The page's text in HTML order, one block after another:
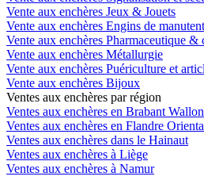
Vente aux enchères Jeux & Jouets
Vente aux enchères Engins de
Vente aux enchères Pharmaceutique &
Vente aux enchères Métallurgie
Vente aux enchères Puériculture et
Vente aux enchères Bijoux
Ventes aux enchères par région
Ventes aux enchères en Brabant Wallon
Ventes aux enchères en Flandre
Ventes aux enchères dans le Hainaut
Ventes aux enchères à Liège
Ventes aux enchères à Namur